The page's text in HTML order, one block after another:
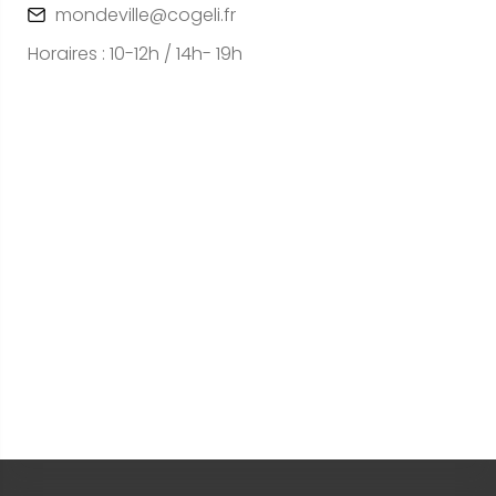
mondeville@cogeli.fr
Horaires : 10-12h / 14h- 19h